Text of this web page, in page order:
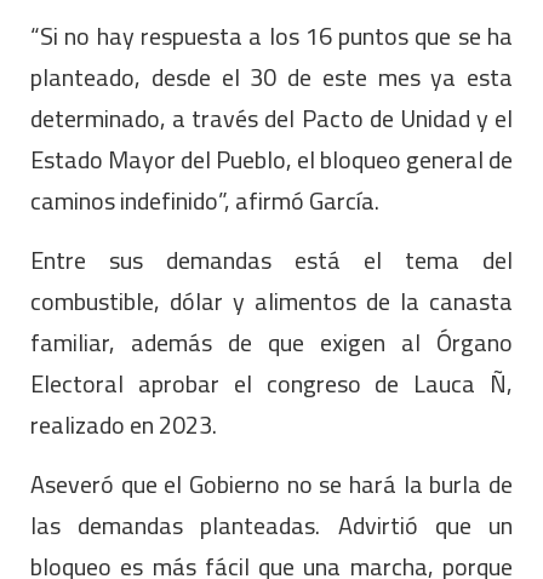
“Si no hay respuesta a los 16 puntos que se ha
planteado, desde el 30 de este mes ya esta
determinado, a través del Pacto de Unidad y el
Estado Mayor del Pueblo, el bloqueo general de
caminos indefinido”, afirmó García.
Entre sus demandas está el tema del
combustible, dólar y alimentos de la canasta
familiar, además de que exigen al Órgano
Electoral aprobar el congreso de Lauca Ñ,
realizado en 2023.
Aseveró que el Gobierno no se hará la burla de
las demandas planteadas. Advirtió que un
bloqueo es más fácil que una marcha, porque